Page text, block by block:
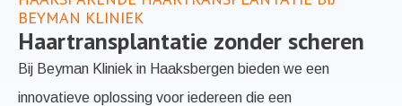
BEYMAN KLINIEK
Haartransplantatie zonder scheren
Bij Beyman Kliniek in Haaksbergen bieden we een
innovatieve oplossing voor iedereen die een